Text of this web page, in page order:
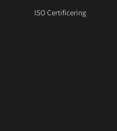
ISO Certificering